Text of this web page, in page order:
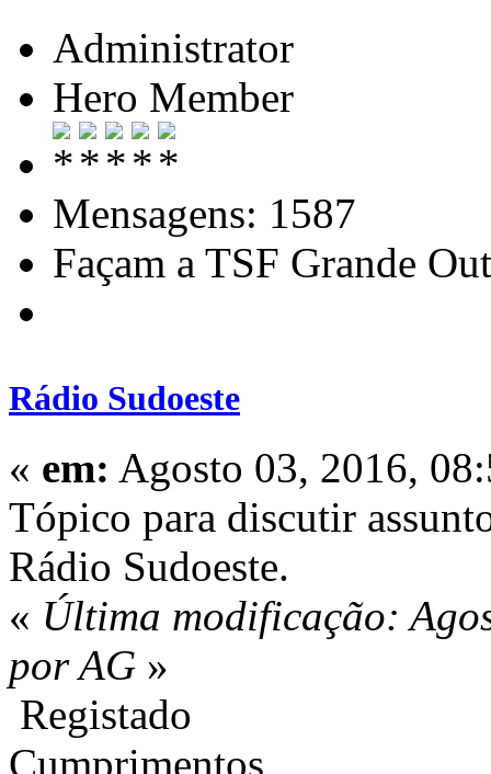
Administrator
Hero Member
Mensagens: 1587
Façam a TSF Grande
Rádio Sudoeste
« em: Agosto 03, 2016,
Tópico para discutir
Rádio Sudoeste.
« Última modificação:
por AG »
Registado
Cumprimentos,